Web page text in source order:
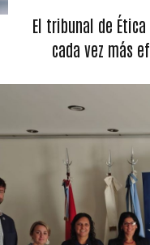
El tribunal de
cada vez más